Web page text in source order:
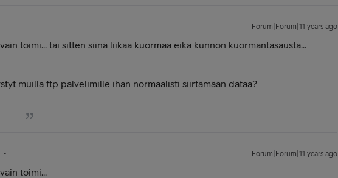
Forum|Forum|11 years ago
toimi... tai sitten siinä liikaa kuormaa eikä kunnon kuormantasausta...
muilla ftp palvelimille ihan normaalisti siirtämään dataa?
Forum|Forum|11 years ago
toimi...